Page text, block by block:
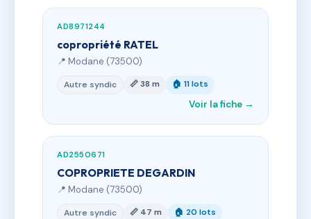
AD8971244
copropriété RATEL
📍 Modane (73500)
Autre syndic 📏 38 m 🏠 11 lots
Voir la fiche →
AD2550671
COPROPRIETE DEGARDIN
📍 Modane (73500)
Autre syndic 📏 47 m 🏠 20 lots